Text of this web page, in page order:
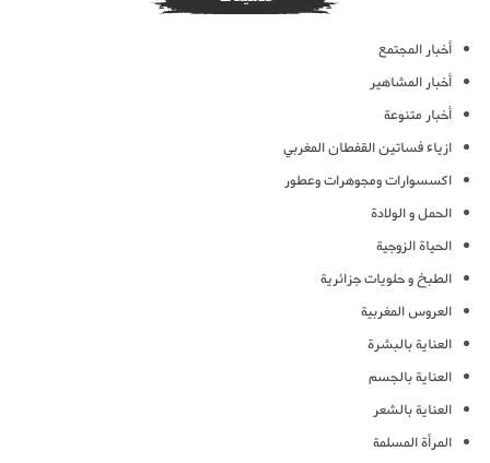
أخبار المجتمع
أخبار المشاهير
أخبار متنوعة
ازياء فساتين القفطان المغربي
اكسسوارات ومجوهرات وعطور
الحمل و الولادة
الحياة الزوجية
الطبخ و حلويات جزائرية
العروس المغربية
العناية بالبشرة
العناية بالجسم
العناية بالشعر
المرأة المسلمة